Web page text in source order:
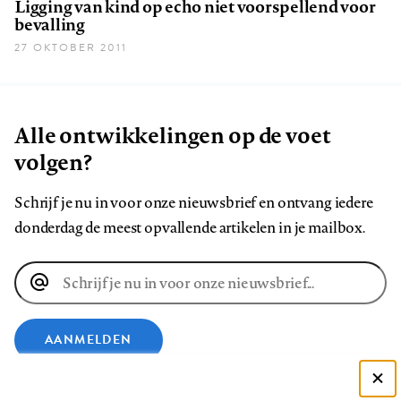
Ligging van kind op echo niet voorspellend voor
bevalling
27 OKTOBER 2011
Alle ontwikkelingen op de voet
volgen?
Schrijf je nu in voor onze nieuwsbrief en ontvang iedere
donderdag de meest opvallende artikelen in je mailbox.
E-
mailadres
AANMELDEN